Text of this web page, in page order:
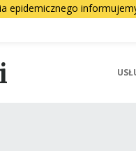
epidemicznego